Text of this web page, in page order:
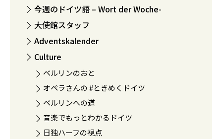
今週のドイツ語 – Wort der Woche-
大使館スタッフ
Adventskalender
Culture
ベルリンのおと
オペラさんの #ときめくドイツ
ベルリンへの道
音楽でもっとわかるドイツ
日独ハーフの視点